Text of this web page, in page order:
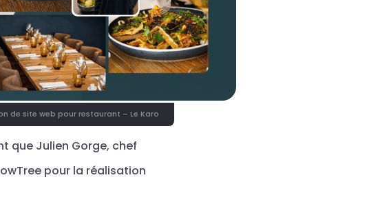
de site web pour restaurant – Le Karo
que Julien Gorge, chef
pour la réalisation